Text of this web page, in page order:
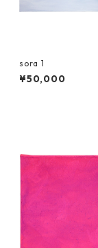
sora 1
¥50,000